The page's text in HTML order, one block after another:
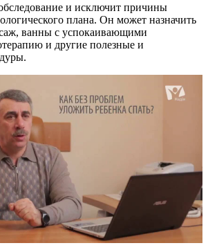
и исключит причины
плана. Он может назначить
ванны с успокаивающими
и другие полезные и